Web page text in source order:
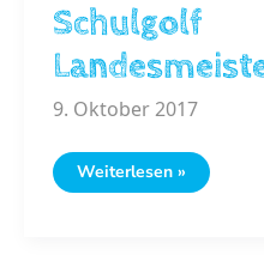
Schulgolf
9. Oktober 2017
Schulgolf
Landesmeisterschaften
Weiterlesen »